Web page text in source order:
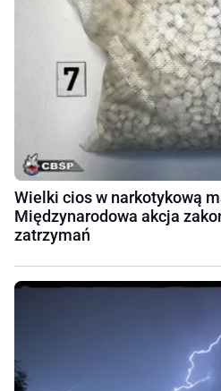
Wielki cios w narkotykową
Międzynarodowa akcja
zatrzymań